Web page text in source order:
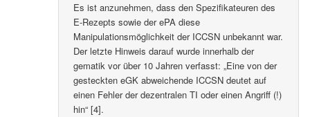
Es ist anzunehmen, dass den Spezifikateuren des
E-Rezepts sowie der ePA diese
Manipulationsmöglichkeit der ICCSN unbekannt war.
Der letzte Hinweis darauf wurde innerhalb der
gematik vor über 10 Jahren verfasst: „Eine von der
gesteckten eGK abweichende ICCSN deutet auf
einen Fehler der dezentralen TI oder einen Angriff (!)
hin“ [4].